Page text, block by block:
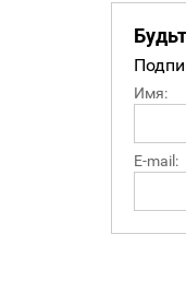
Имя:
E-mail: